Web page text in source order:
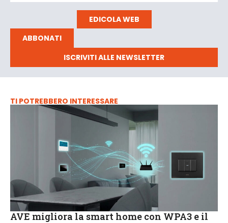
EDICOLA WEB
ABBONATI
ISCRIVITI ALLE NEWSLETTER
TI POTREBBERO INTERESSARE
AVE migliora la smart home con WPA3 e il